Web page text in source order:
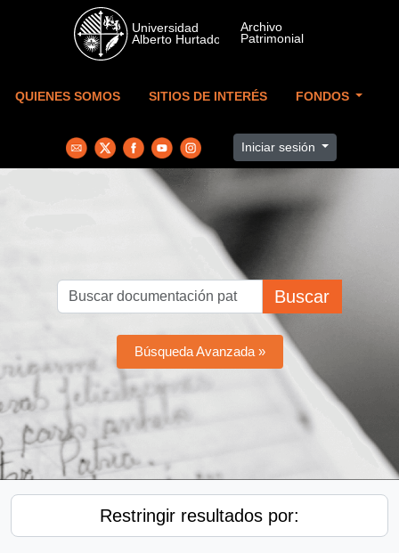
Skip to main content
QUIENES SOMOS SITIOS DE INTERÉS FONDOS
Iniciar sesión
Buscar
Búsqueda Avanzada »
Restringir resultados por: